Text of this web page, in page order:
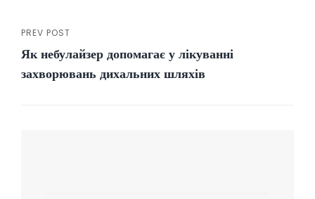
Previous
Post
PREV POST
Як небулайзер допомагає у лікуванні
захворювань дихальних шляхів